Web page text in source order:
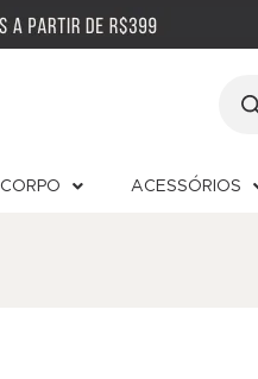
CORPO ACESSÓRIOS